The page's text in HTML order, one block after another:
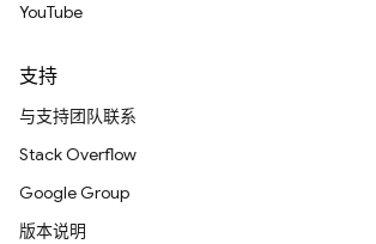
YouTube
支持
与支持团队联系
Stack Overflow
Google Group
版本说明